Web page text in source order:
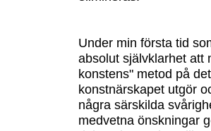
Under min första tid
absolut självklarhet att
konstens" metod på
konstnärskapet utgör
några särskilda
medvetna önskningar